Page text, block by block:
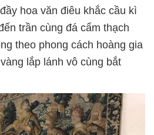
hoa văn điêu khắc cầu kì
trần cùng đá cẩm thạch
theo phong cách hoàng gia
lắp lánh vô cùng bắt